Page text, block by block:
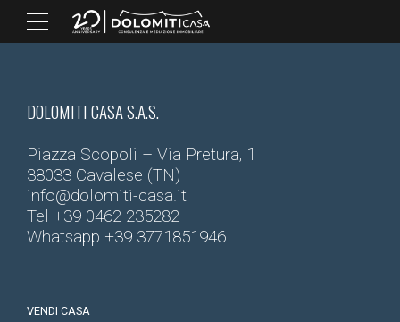
DOLOMITI CASA S.A.S.
Piazza Scopoli – Via Pretura, 1
38033 Cavalese (TN)
info@dolomiti-casa.it
Tel +39 0462 235282
Whatsapp +39 3771851946
VENDI CASA